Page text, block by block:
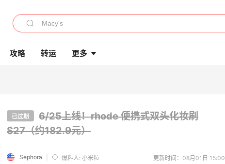
攻略 转运 更多
已过期
6/25上线！rhode 便携式双头化妆刷
$27（约182.9元）
Sephora 爆料人: 小米粒 更新时间：08月01日 15:00